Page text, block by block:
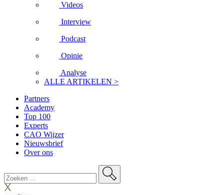
Videos
Interview
Podcast
Opinie
Analyse
ALLE ARTIKELEN >
Partners
Academy
Top 100
Experts
CAO Wijzer
Nieuwsbrief
Over ons